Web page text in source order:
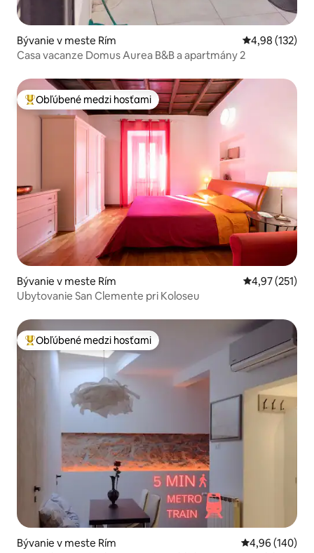
Bývanie v meste Rím Priemerné
4,98 (132)
Casa vacanze Domus Aurea B&B a apartmány 2
Najobľúbenejšie medzi hosťami
Obľúbené medzi hosťami
Bývanie v meste Rím Priemerné
4,97 (251)
Ubytovanie San Clemente pri Koloseu
Najobľúbenejšie medzi hosťami
Obľúbené medzi hosťami
Bývanie v meste Rím Priemerné
4,96 (140)